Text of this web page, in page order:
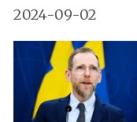
2024-09-02